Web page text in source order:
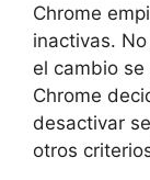
Chrome
inactivas.
el cambio
Chrome
desactivar
otros